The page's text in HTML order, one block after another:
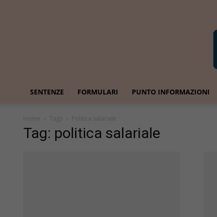
SENTENZE FORMULARI PUNTO INFORMAZIONI
Home Tags Politica salariale
Tag: politica salariale